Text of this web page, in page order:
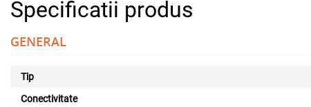
Specificatii produs
GENERAL
Tip
Conectivitate